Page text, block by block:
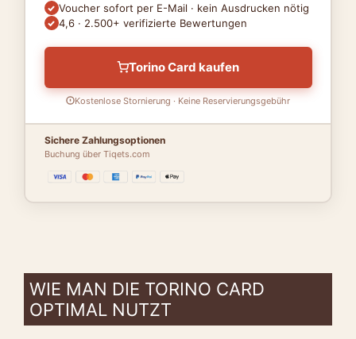
Voucher sofort per E-Mail · kein Ausdrucken nötig
4,6 · 2.500+ verifizierte Bewertungen
Torino Card kaufen
Kostenlose Stornierung · Keine Reservierungsgebühr
Sichere Zahlungsoptionen
Buchung über Tiqets.com
WIE MAN DIE TORINO CARD
OPTIMAL NUTZT